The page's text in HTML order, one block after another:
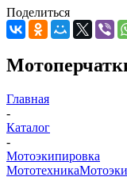
Поделиться
Главная
-
Каталог
-
Мотоэкипировка
Мототехника